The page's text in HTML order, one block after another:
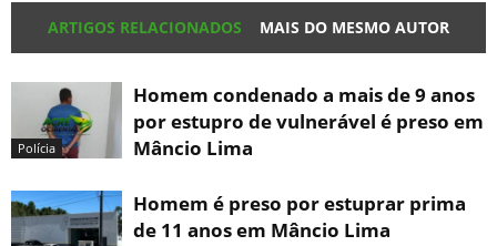
ARTIGOS RELACIONADOS MAIS DO MESMO AUTOR
Polícia
Homem condenado a mais de 9 anos
por estupro de vulnerável é preso em
Mâncio Lima
Homem é preso por estuprar prima
de 11 anos em Mâncio Lima